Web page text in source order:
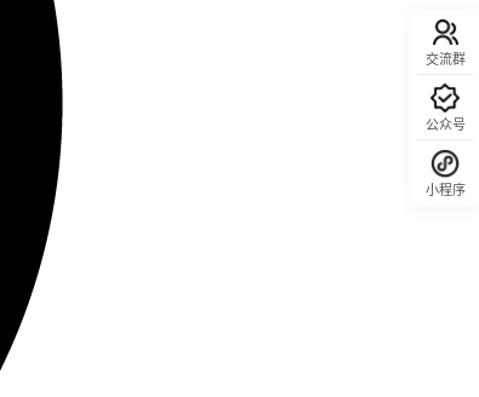
交流群
公众号
小程序